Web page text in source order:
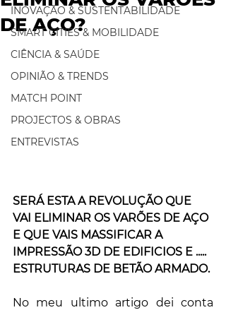
INOVAÇÃO & SUSTENTABILIDADE
SMART CITIES & MOBILIDADE
CIÊNCIA & SAÚDE
OPINIÃO & TRENDS
MATCH POINT
PROJECTOS & OBRAS
ENTREVISTAS
DE AÇO?
SERÁ ESTA A REVOLUÇÃO QUE
VAI ELIMINAR OS VARÕES DE AÇO
E QUE VAIS MASSIFICAR A
IMPRESSÃO 3D DE EDIFICIOS E .....
ESTRUTURAS DE BETÃO ARMADO.
No meu ultimo artigo dei conta